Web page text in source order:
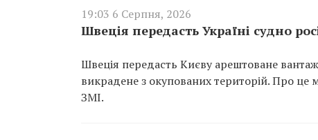
19:03 6 Серпня, 2026
Швеція передасть Україні судно
Швеція передасть Києву арештоване
викрадене з окупованих територій. Про
ЗМІ.